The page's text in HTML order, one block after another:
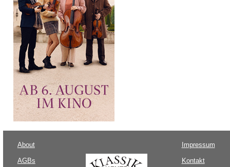
About
AGBs
Impressum
Kontakt